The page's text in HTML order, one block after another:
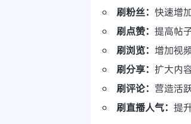
刷粉丝： 快速增
刷点赞： 提高帖
刷浏览： 增加视
刷分享： 扩大内
刷评论： 营造活
刷直播人气： 提